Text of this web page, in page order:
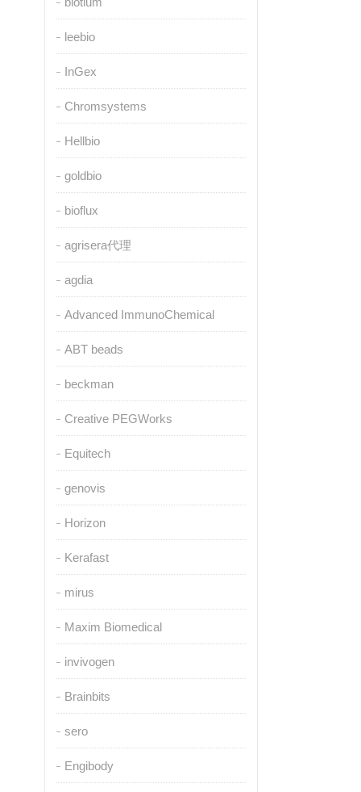
leebio
InGex
Chromsystems
Hellbio
goldbio
bioflux
agrisera代理
agdia
Advanced ImmunoChemical
ABT beads
beckman
Creative PEGWorks
Equitech
genovis
Horizon
Kerafast
mirus
Maxim Biomedical
invivogen
Brainbits
sero
Engibody